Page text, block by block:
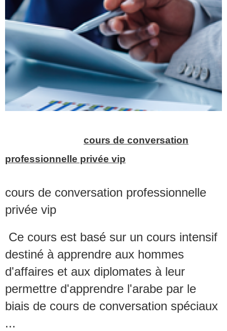
cours de conversation
professionnelle privée vip
cours de conversation professionnelle
privée vip
Ce cours est basé sur un cours intensif
destiné à apprendre aux hommes
d'affaires et aux diplomates à leur
permettre d'apprendre l'arabe par le
biais de cours de conversation spéciaux
...